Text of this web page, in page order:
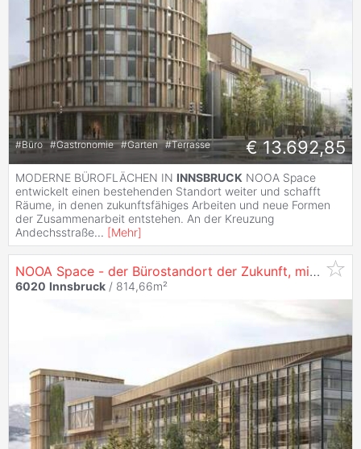
#Büro #Gastronomie #Garten #Terrasse € 13.692,85
MODERNE BÜROFLÄCHEN IN INNSBRUCK NOOA Space
entwickelt einen bestehenden Standort weiter und schafft
Räume, in denen zukunftsfähiges Arbeiten und neue Formen
der Zusammenarbeit entstehen. An der Kreuzung
Andechsstraße... [Mehr]
NOOA Space - der Bürostandort der Zukunft, mit 814 m² in
6020 Innsbruck / 814,66m²